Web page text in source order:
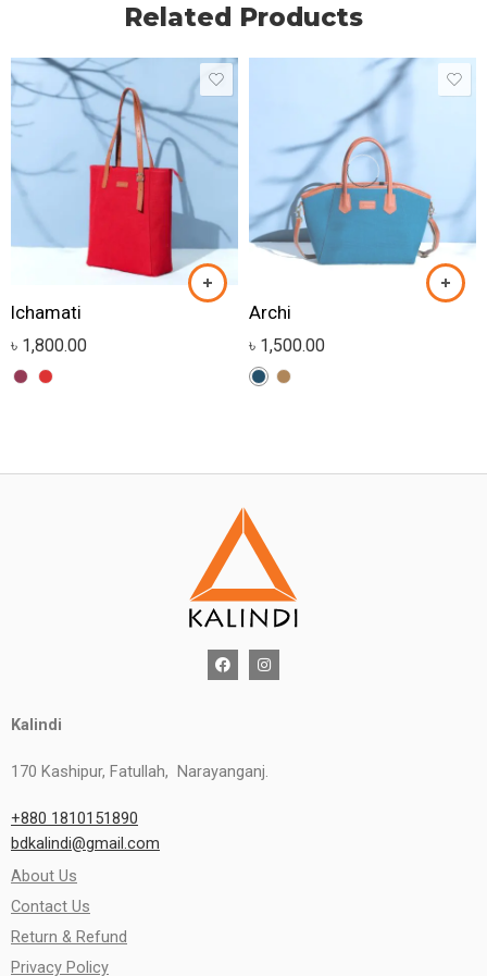
Related Products
Ichamati
৳ 1,800.00
Archi
৳ 1,500.00
Kalindi
170 Kashipur, Fatullah, Narayanganj.
+880 1810151890
bdkalindi@gmail.com
About Us
Contact Us
Return & Refund
Privacy Policy